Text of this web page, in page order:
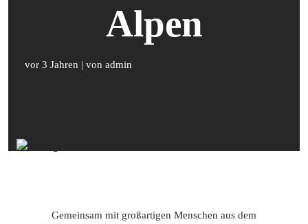
Alpen
vor 3 Jahren | von admin
Gemeinsam mit großartigen Menschen aus dem